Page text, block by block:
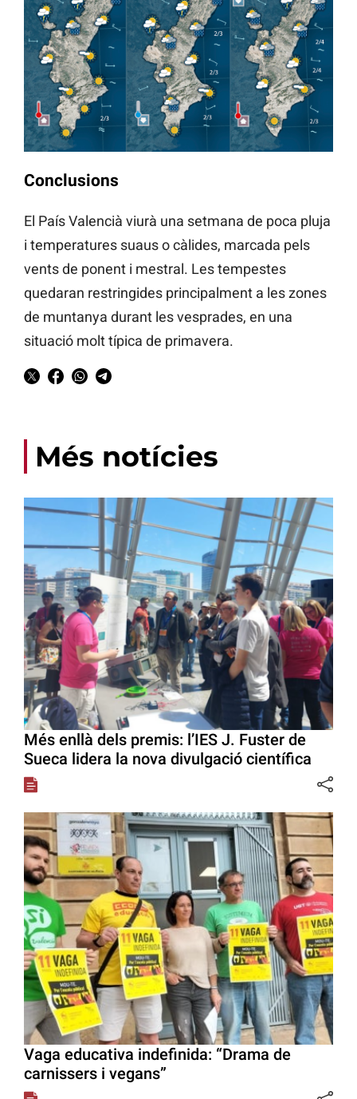
Conclusions
El País Valencià viurà una setmana de poca pluja
i temperatures suaus o càlides, marcada pels
vents de ponent i mestral. Les tempestes
quedaran restringides principalment a les zones
de muntanya durant les vesprades, en una
situació molt típica de primavera.
Més notícies
Més enllà dels premis: l’IES J. Fuster de
Sueca lidera la nova divulgació científica
Vaga educativa indefinida: “Drama de
carnissers i vegans”